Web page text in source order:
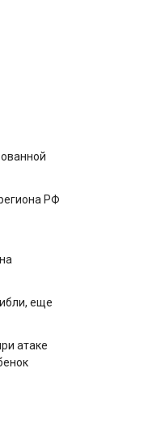
РФ
еще
атаке